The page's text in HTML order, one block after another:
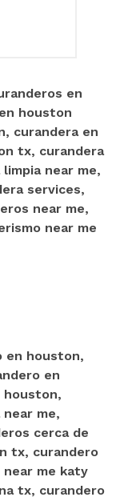
en
houston
curandera en
tx, curandera
near me,
services,
near me,
near me
en houston,
en
houston,
me,
cerca de
tx, curandero
me katy
tx, curandero